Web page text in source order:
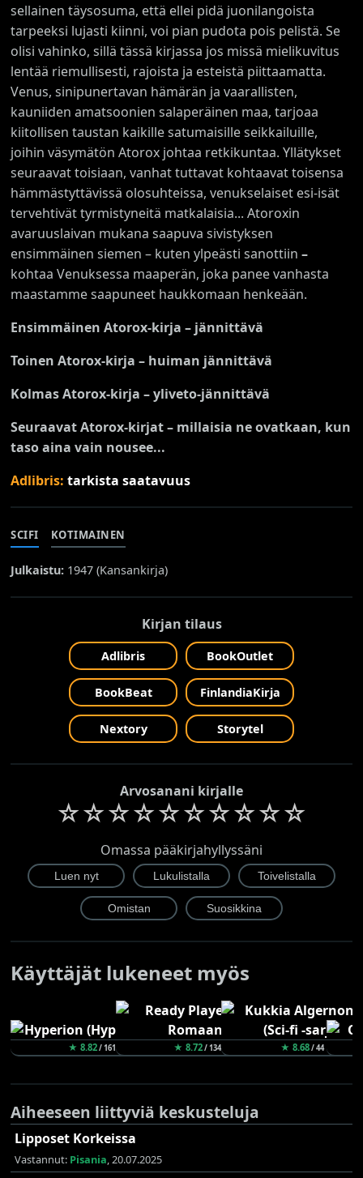
sellainen täysosuma, että ellei pidä juonilangoista
tarpeeksi lujasti kiinni, voi pian pudota pois pelistä. Se
olisi vahinko, sillä tässä kirjassa jos missä mielikuvitus
lentää riemullisesti, rajoista ja esteistä piittaamatta.
Venus, sinipunertavan hämärän ja vaarallisten,
kauniiden amatsoonien salaperäinen maa, tarjoaa
kiitollisen taustan kaikille satumaisille seikkailuille,
joihin väsymätön Atorox johtaa retkikuntaa. Yllätykset
seuraavat toisiaan, vanhat tuttavat kohtaavat toisensa
hämmästyttävissä olosuhteissa, venukselaiset esi-isät
tervehtivät tyrmistyneitä matkalaisia... Atoroxin
avaruuslaivan mukana saapuva sivistyksen
ensimmäinen siemen – kuten ylpeästi sanottiin–
kohtaa Venuksessa maaperän, joka panee vanhasta
maastamme saapuneet haukkomaan henkeään.
Ensimmäinen Atorox-kirja – jännittävä
Toinen Atorox-kirja – huiman jännittävä
Kolmas Atorox-kirja – yliveto-jännittävä
Seuraavat Atorox-kirjat– millaisia ne ovatkaan, kun
taso aina vain nousee...
Adlibris:tarkista saatavuus
SCIFI KOTIMAINEN
Julkaistu: 1947 (Kansankirja)
Kirjan tilaus
Adlibris BookOutlet
BookBeat FinlandiaKirja
Nextory Storytel
Arvosanani kirjalle
☆☆☆☆☆☆☆☆☆☆
Omassa pääkirjahyllyssäni
Käyttäjät lukeneet myös
★ 8.82/ 161 ★ 8.72/ 134 ★ 8.68/ 44
Aiheeseen liittyviä keskusteluja
Lipposet Korkeissa
Vastannut: Pisania , 20.07.2025